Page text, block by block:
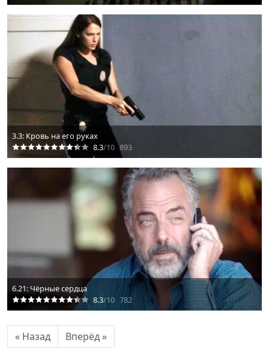
3.3: Кровь на его руках
8.3/10 893
6.21: Чёрные сердца
8.3/10 782
« Назад Вперёд »